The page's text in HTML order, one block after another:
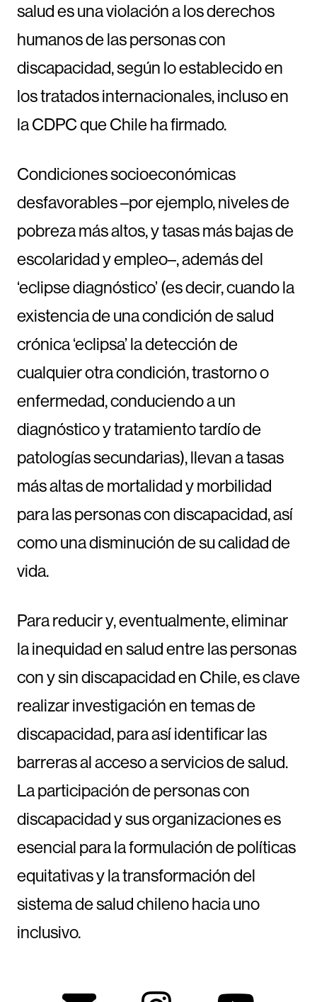
salud es una violación a los derechos
humanos de las personas con
discapacidad, según lo establecido en
los tratados internacionales, incluso en
la CDPC que Chile ha firmado.
Condiciones socioeconómicas
desfavorables –por ejemplo, niveles de
pobreza más altos, y tasas más bajas de
escolaridad y empleo–, además del
‘eclipse diagnóstico’ (es decir, cuando la
existencia de una condición de salud
crónica ‘eclipsa’ la detección de
cualquier otra condición, trastorno o
enfermedad, conduciendo a un
diagnóstico y tratamiento tardío de
patologías secundarias), llevan a tasas
más altas de mortalidad y morbilidad
para las personas con discapacidad, así
como una disminución de su calidad de
vida.
Para reducir y, eventualmente, eliminar
la inequidad en salud entre las personas
con y sin discapacidad en Chile, es clave
realizar investigación en temas de
discapacidad, para así identificar las
barreras al acceso a servicios de salud.
La participación de personas con
discapacidad y sus organizaciones es
esencial para la formulación de políticas
equitativas y la transformación del
sistema de salud chileno hacia uno
inclusivo.